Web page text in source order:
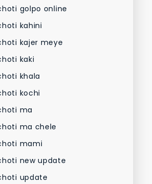
golpo online
kahini
kajer meye
kaki
khala
kochi
ma
ma chele
mami
new update
update